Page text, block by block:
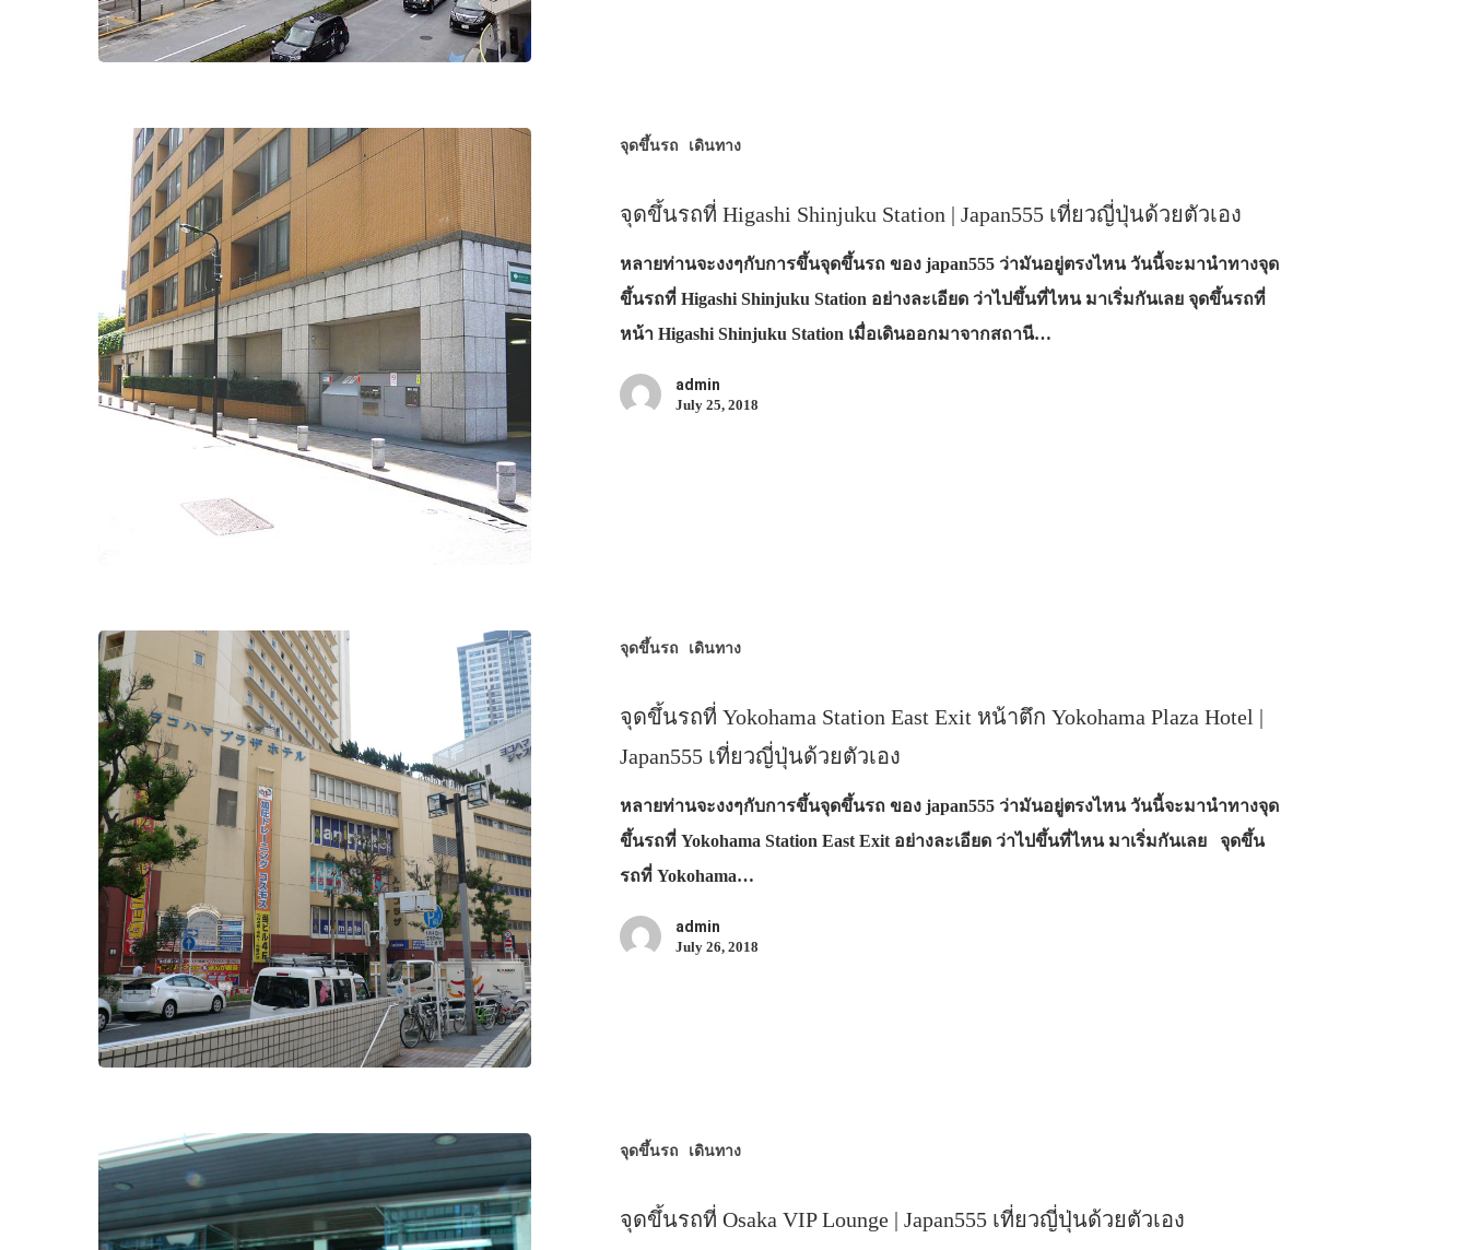
จุดขึ้นรถ เดินทาง
จุดขึ้นรถที่ Higashi Shinjuku Station | Japan555 เที่ยวญี่ปุ่นด้วยตัวเอง
หลายท่านจะงงๆกับการขึ้นจุดขึ้นรถ ของ japan555 ว่ามันอยู่ตรงไหน วันนี้จะมานำทางจุด
ขึ้นรถที่ Higashi Shinjuku Station อย่างละเอียด ว่าไปขึ้นที่ไหน มาเริ่มกันเลย จุดขึ้นรถที่
หน้า Higashi Shinjuku Station เมื่อเดินออกมาจากสถานี…
admin
July 25, 2018
จุดขึ้นรถ เดินทาง
จุดขึ้นรถที่ Yokohama Station East Exit หน้าตึก Yokohama Plaza Hotel |
Japan555 เที่ยวญี่ปุ่นด้วยตัวเอง
หลายท่านจะงงๆกับการขึ้นจุดขึ้นรถ ของ japan555 ว่ามันอยู่ตรงไหน วันนี้จะมานำทางจุด
ขึ้นรถที่ Yokohama Station East Exit อย่างละเอียด ว่าไปขึ้นที่ไหน มาเริ่มกันเลย จุดขึ้น
รถที่ Yokohama…
admin
July 26, 2018
จุดขึ้นรถ เดินทาง
จุดขึ้นรถที่ Osaka VIP Lounge | Japan555 เที่ยวญี่ปุ่นด้วยตัวเอง